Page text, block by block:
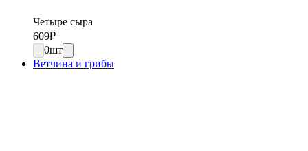
Четыре сыра
609₽
0шт
Ветчина и грибы